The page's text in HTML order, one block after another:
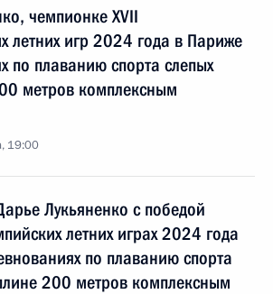
чемпионке XVII
летних игр 2024 года в Париже
по плаванию спорта слепых
метров комплексным
19:00
Лукьяненко с победой
летних играх 2024 года
по плаванию спорта
200 метров комплексным